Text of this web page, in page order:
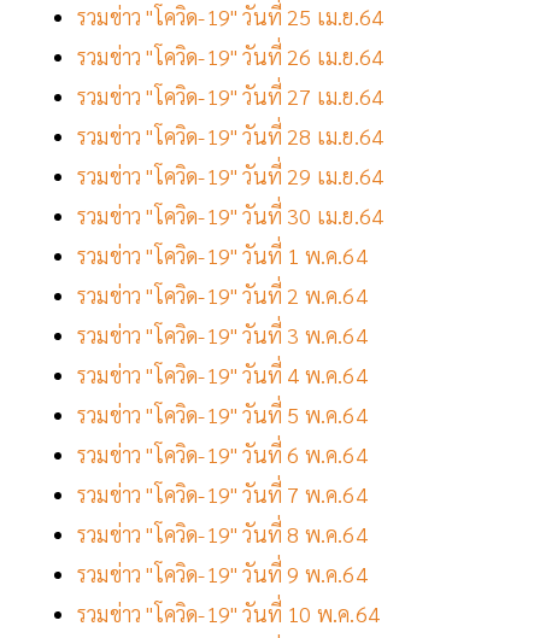
รวมข่าว "โควิด-19" วันที่ 25 เม.ย.64
รวมข่าว "โควิด-19" วันที่ 26 เม.ย.64
รวมข่าว "โควิด-19" วันที่ 27 เม.ย.64
รวมข่าว "โควิด-19" วันที่ 28 เม.ย.64
รวมข่าว "โควิด-19" วันที่ 29 เม.ย.64
รวมข่าว "โควิด-19" วันที่ 30 เม.ย.64
รวมข่าว "โควิด-19" วันที่ 1 พ.ค.64
รวมข่าว "โควิด-19" วันที่ 2 พ.ค.64
รวมข่าว "โควิด-19" วันที่ 3 พ.ค.64
รวมข่าว "โควิด-19" วันที่ 4 พ.ค.64
รวมข่าว "โควิด-19" วันที่ 5 พ.ค.64
รวมข่าว "โควิด-19" วันที่ 6 พ.ค.64
รวมข่าว "โควิด-19" วันที่ 7 พ.ค.64
รวมข่าว "โควิด-19" วันที่ 8 พ.ค.64
รวมข่าว "โควิด-19" วันที่ 9 พ.ค.64
รวมข่าว "โควิด-19" วันที่ 10 พ.ค.64